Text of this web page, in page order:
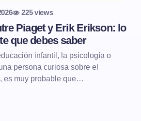
225 views
Piaget y Erik Erikson: lo
que debes saber
infantil, la psicología o
persona curiosa sobre el
es muy probable que…